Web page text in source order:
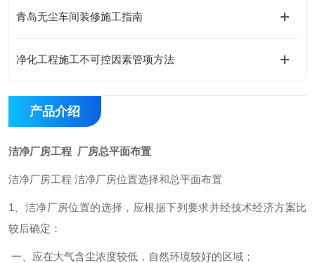
青岛无尘车间装修施工指南
净化工程施工不可控因素管项方法
产品介绍
洁净厂房工程 厂房总平面布置
洁净厂房工程 洁净厂房位置选择和总平面布置
1、洁净厂房位置的选择，应根据下列要求并经技术经济方案比
较后确定：
一、应在大气含尘浓度较低，自然环境较好的区域；